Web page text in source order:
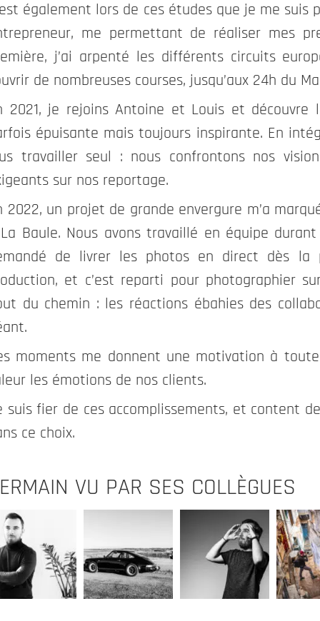
également lors de ces études que je me
me permettant de réaliser mes
j’ai arpenté les différents circuits
de nombreuses courses, jusqu’aux 24h du
2021, je rejoins Antoine et Louis et découvre
épuisante mais toujours inspirante. En
travailler seul : nous confrontons nos
sur nos reportage.
2022, un projet de grande envergure m’a
Baule. Nous avons travaillé en équipe
de livrer les photos en direct dès la
et c’est reparti pour photographier
du chemin : les réactions ébahies des
moments me donnent une motivation à
les émotions de nos clients.
suis fier de ces accomplissements, et content
ce choix.
VU PAR SES COLLÈGUES
Obligatoire
Ces cookies
ne sont pas
optionnels
aux
fonctions
site
Expérience
Ces cookies
permettent
une meilleure
expérience
durant votre
visite sur